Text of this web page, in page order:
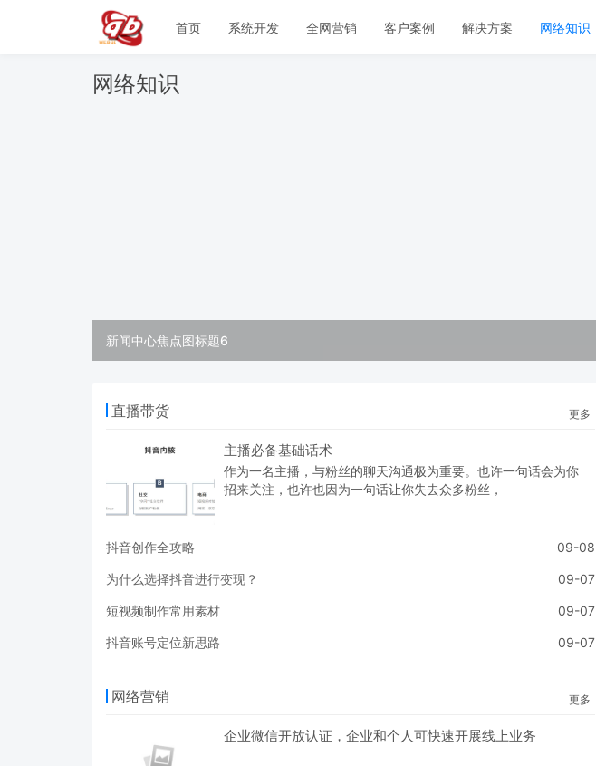
首页 系统开发 全网营销 客户案例 解决方案 网络知识
网络知识
新闻中心焦点图标题6
直播带货 更多
主播必备基础话术
作为一名主播，与粉丝的聊天沟通极为重要。也许一句话会为你
招来关注，也许也因为一句话让你失去众多粉丝，
抖音创作全攻略 09-08
为什么选择抖音进行变现？ 09-07
短视频制作常用素材 09-07
抖音账号定位新思路 09-07
网络营销 更多
企业微信开放认证，企业和个人可快速开展线上业务